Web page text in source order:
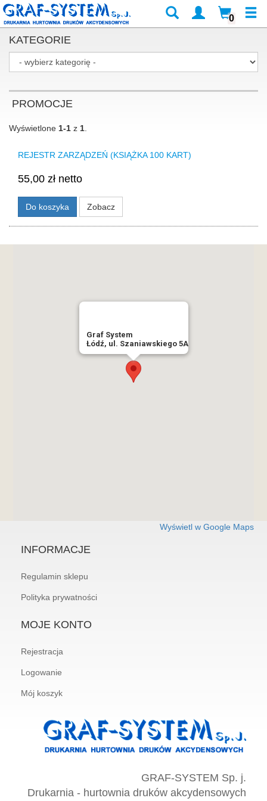
0
KATEGORIE
PROMOCJE
Wyświetlone 1-1 z 1
REJESTR ZARZĄDZEŃ (KSIĄŻKA 100 KART)
55,00 zł netto
Do koszyka Zobacz
Graf System
Łódź, ul. Szaniawskiego 5A
Wyświetl w Google Maps
INFORMACJE
Regulamin sklepu
Polityka prywatności
MOJE KONTO
Rejestracja
Logowanie
Mój koszyk
GRAF-SYSTEM Sp. j.
Drukarnia - hurtownia druków akcydensowych